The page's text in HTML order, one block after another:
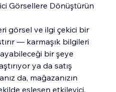
Görsellere Dönüştürün
görsel ve ilgi çekici bir
— karmaşık bilgileri
bir şeye
ya da satış
da, mağazanızın
eşleşen etkileyici,